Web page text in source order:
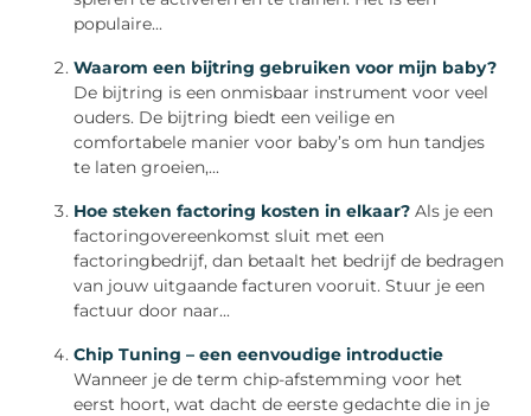
populaire...
Waarom een bijtring gebruiken voor mijn baby?
De bijtring is een onmisbaar instrument voor veel
ouders. De bijtring biedt een veilige en
comfortabele manier voor baby’s om hun tandjes
te laten groeien,...
Hoe steken factoring kosten in elkaar? Als je een
factoringovereenkomst sluit met een
factoringbedrijf, dan betaalt het bedrijf de bedragen
van jouw uitgaande facturen vooruit. Stuur je een
factuur door naar...
Chip Tuning – een eenvoudige introductie
Wanneer je de term chip-afstemming voor het
eerst hoort, wat dacht de eerste gedachte die in je